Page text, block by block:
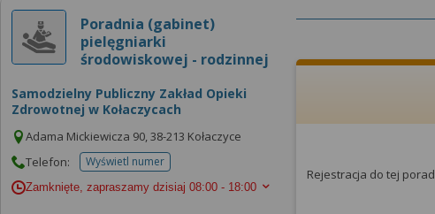
Poradnia (gabinet)
pielęgniarki
środowiskowej - rodzinnej
Samodzielny Publiczny Zakład Opieki
Zdrowotnej w Kołaczycach
Adama Mickiewicza 90, 38-213 Kołaczyce
Telefon:
Wyświetl numertelefonu do placowki
Zamknięte, zapraszamy dzisiaj 08:00 - 18:00
Rejestracja do tej